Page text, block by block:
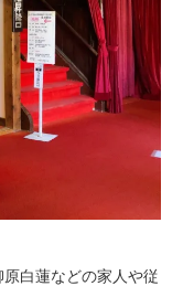
白蓮などの家人や従